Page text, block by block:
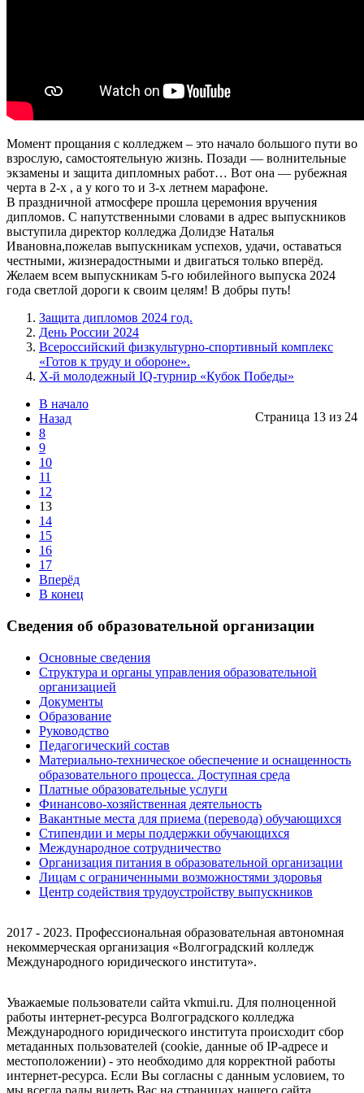
Момент прощания с колледжем – это начало большого пути во
взрослую, самостоятельную жизнь. Позади — волнительные
экзамены и защита дипломных работ… Вот она — рубежная
черта в 2-х , а у кого то и 3-х летнем марафоне.
В праздничной атмосфере прошла церемония вручения
дипломов. С напутственными словами в адрес выпускников
выступила директор колледжа Долидзе Наталья
Ивановна,пожелав выпускникам успехов, удачи, оставаться
честными, жизнерадостными и двигаться только вперёд.
Желаем всем выпускникам 5-го юбилейного выпуска 2024
года светлой дороги к своим целям! В добры путь!
Защита дипломов 2024 год.
День России 2024
Всероссийский физкультурно-спортивный комплекс
«Готов к труду и обороне».
X-й молодежный IQ-турнир «Кубок Победы»
Страница 13 из 24
В начало
Назад
8
9
10
11
12
13
14
15
16
17
Вперёд
В конец
Сведения об образовательной организации
Основные сведения
Структура и органы управления образовательной
организацией
Документы
Образование
Руководство
Педагогический состав
Материально-техническое обеспечение и оснащенность
образовательного процесса. Доступная среда
Платные образовательные услуги
Финансово-хозяйственная деятельность
Вакантные места для приема (перевода) обучающихся
Стипендии и меры поддержки обучающихся
Международное сотрудничество
Организация питания в образовательной организации
Лицам с ограниченными возможностями здоровья
Центр содействия трудоустройству выпускников
2017 - 2023. Профессиональная образовательная автономная
некоммерческая организация «Волгоградский колледж
Международного юридического института».
Уважаемые пользователи сайта vkmui.ru. Для полноценной
работы интернет-ресурса Волгоградского колледжа
Международного юридического института происходит сбор
метаданных пользователей (cookie, данные об IP-адресе и
местоположении) - это необходимо для корректной работы
интернет-ресурса. Если Вы согласны с данным условием, то
мы всегда рады видеть Вас на страницах нашего сайта.